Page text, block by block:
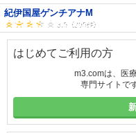
紀伊国屋ゲンチアナM
はじめてご利用の方
m3.comは、医
専門サイトで